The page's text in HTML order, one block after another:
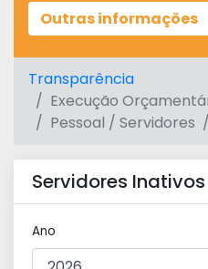
Outras informações
Transparência
Execução
Pessoal / Servidores
Servidores
Ano